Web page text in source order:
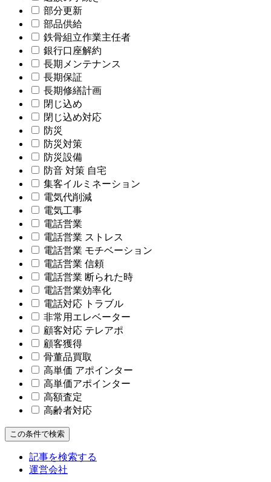
部分更新
部品供給
鉄骨組立作業主任者
銀行口座解約
長期メンテナンス
長期保証
長期修繕計画
閉じ込め
閉じ込め対応
防災
防災対策
防災設備
防音 対策 自宅
集客イルミネーション
電気代削減
電気工事
電話営業
電話営業 ストレス
電話営業 モチベーション
電話営業 信頼
電話営業 断られた時
電話営業効率化
電話対応 トラブル
非常用エレベーター
顧客対応 テレアポ
顧客獲得
骨董品買取
高単価 アポインター
高単価アポインター
高額査定
高齢者対応
この条件で検索
記事を検索する
運営会社